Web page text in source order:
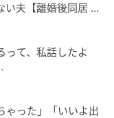
夫【離婚後同居 Vo
て、私話したよ
った」「いいよ出